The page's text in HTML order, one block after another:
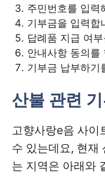
주민번호를 입력
기부금을 입력합
답례품 지급 여
안내사항 동의를
기부금 납부하기
산불 관련
고향사랑e음 사이
수 있는데요, 현재
는 지역은 아래와